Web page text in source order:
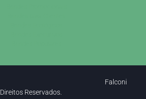
Reservados.